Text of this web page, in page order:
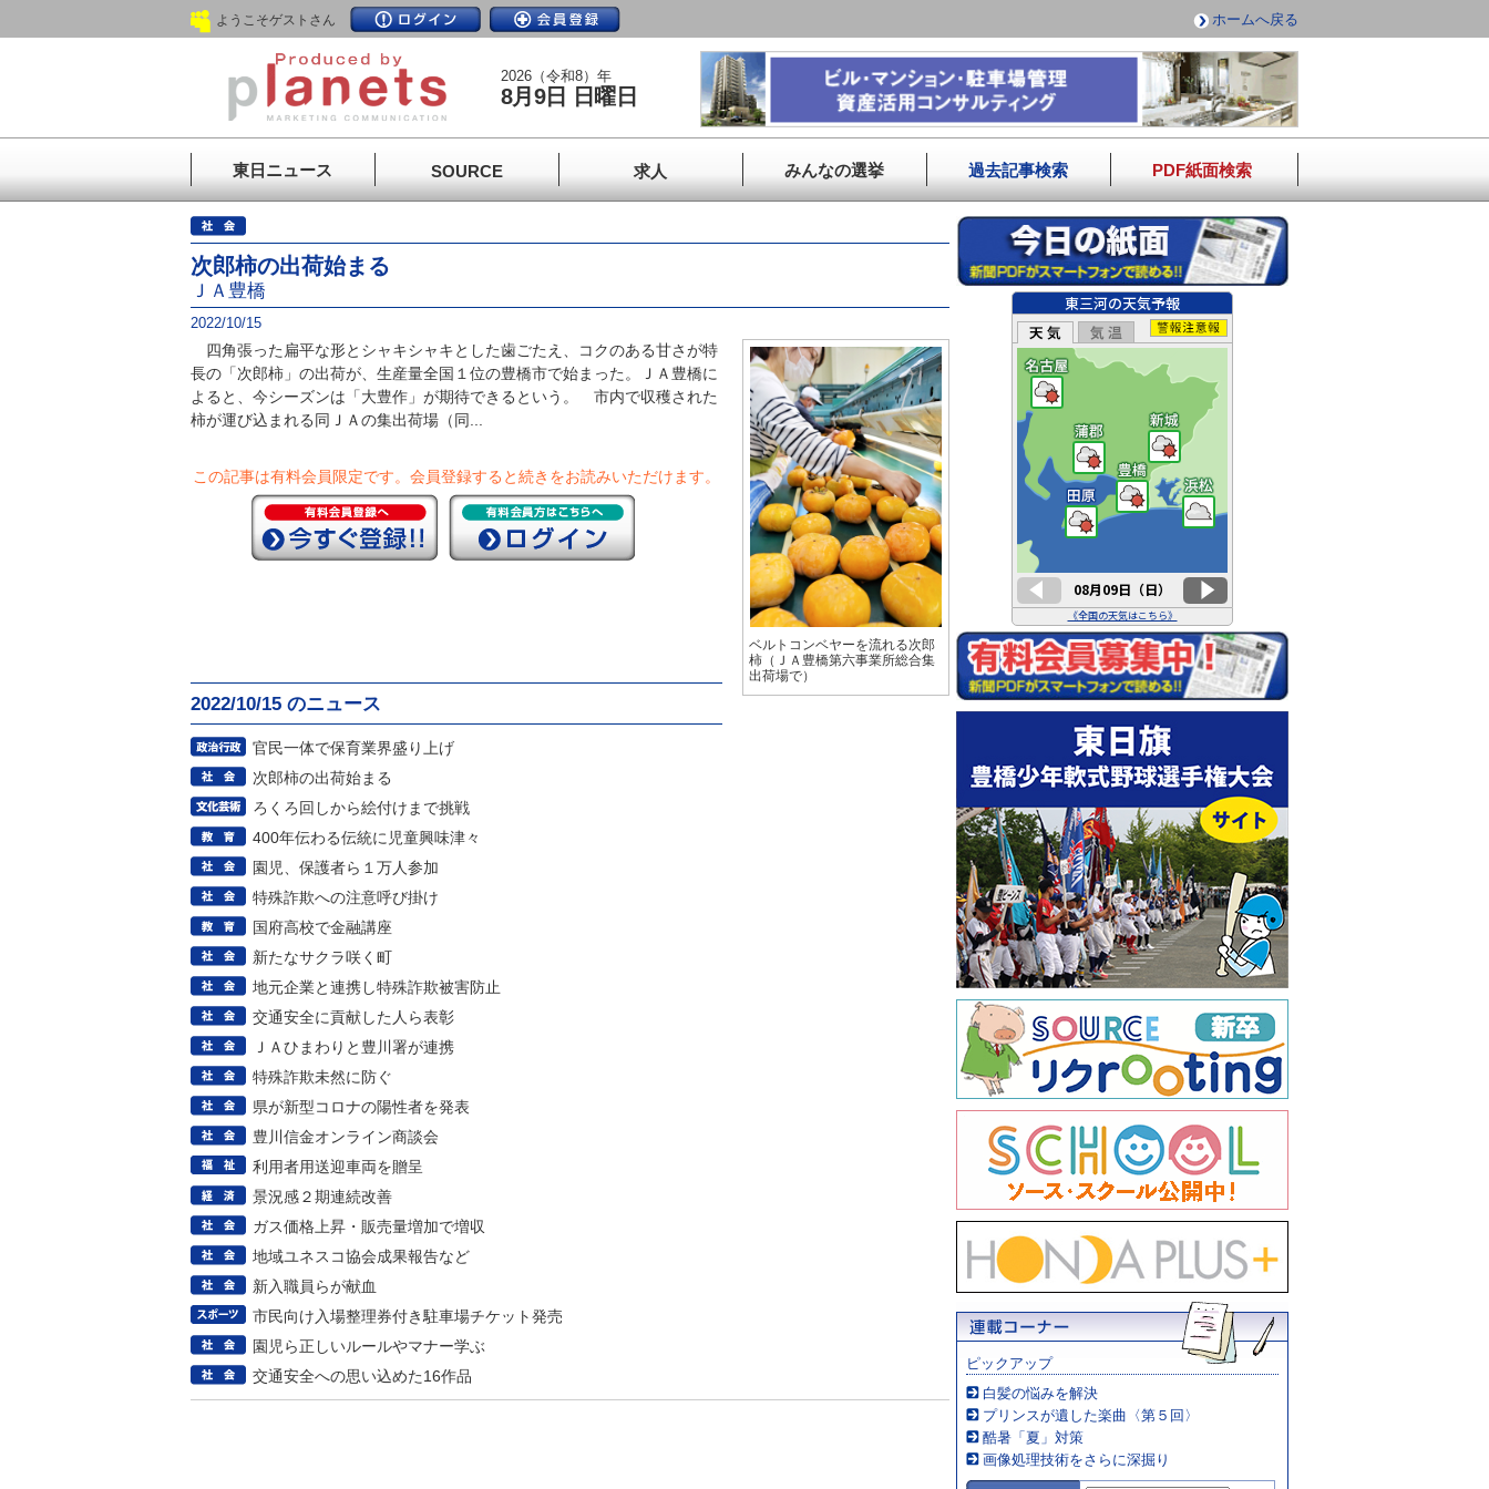
ようこそゲストさん ホームへ戻る
2026（令和8）年
8月9日 日曜日
東日ニュース SOURCE 求人 みんなの選挙 過去記事検索 PDF紙面検索
次郎柿の出荷始まる
ＪＡ豊橋
2022/10/15
四角張った扁平な形とシャキシャキとした歯ごたえ、コクのある甘さが特
長の「次郎柿」の出荷が、生産量全国１位の豊橋市で始まった。ＪＡ豊橋に
よると、今シーズンは「大豊作」が期待できるという。 市内で収穫された
柿が運び込まれる同ＪＡの集出荷場（同...
この記事は有料会員限定です。 会員登録すると続きをお読みいただけます。
2022/10/15 のニュース
官民一体で保育業界盛り上げ
次郎柿の出荷始まる
ろくろ回しから絵付けまで挑戦
400年伝わる伝統に児童興味津々
園児、保護者ら１万人参加
特殊詐欺への注意呼び掛け
国府高校で金融講座
新たなサクラ咲く町
地元企業と連携し特殊詐欺被害防止
交通安全に貢献した人ら表彰
ＪＡひまわりと豊川署が連携
特殊詐欺未然に防ぐ
県が新型コロナの陽性者を発表
豊川信金オンライン商談会
利用者用送迎車両を贈呈
景況感２期連続改善
ガス価格上昇・販売量増加で増収
地域ユネスコ協会成果報告など
新入職員らが献血
市民向け入場整理券付き駐車場チケット発売
園児ら正しいルールやマナー学ぶ
交通安全への思い込めた16作品
ベルトコンベヤーを流れる次郎
柿（ＪＡ豊橋第六事業所総合集
出荷場で）
ピックアップ
白髪の悩みを解決
プリンスが遺した楽曲〈第５回〉
酷暑「夏」対策
画像処理技術をさらに深掘り